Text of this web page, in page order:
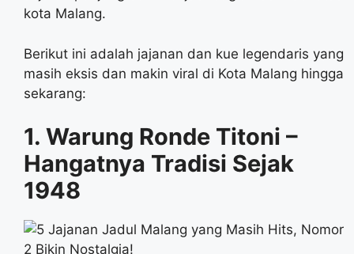
kota Malang.
Berikut ini adalah jajanan dan kue legendaris yang
masih eksis dan makin viral di Kota Malang hingga
sekarang:
1. Warung Ronde Titoni –
Hangatnya Tradisi Sejak
1948